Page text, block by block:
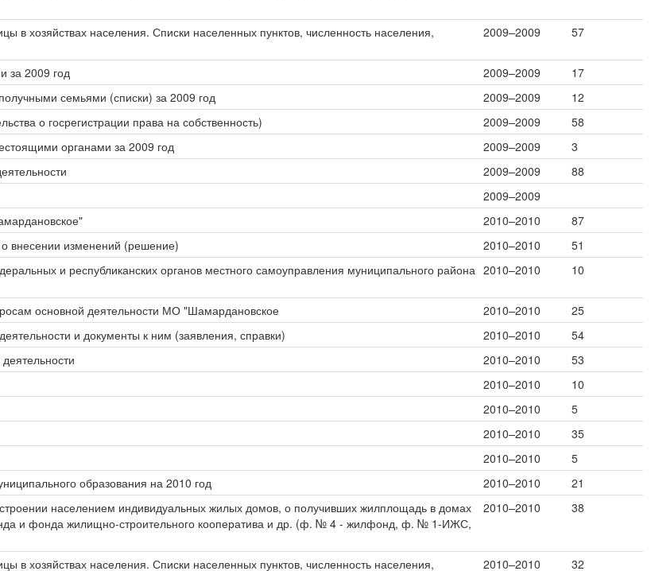
в хозяйствах населения. Списки населенных пунктов, численность населения,
2009–2009 57
за 2009 год 2009–2009
17
семьями (списки) за 2009 год 2009–2009
12
о госрегистрации права на собственность) 2009–2009
58
органами за 2009 год 2009–2009
3
2009–2009
88
2009–2009
2010–2010
87
внесении изменений (решение) 2010–2010
51
и республиканских органов местного самоуправления муниципального района 2010–2010 10
основной деятельности МО "Шамардановское 2010–2010
25
и документы к ним (заявления, справки) 2010–2010
54
2010–2010
53
2010–2010
10
2010–2010
5
2010–2010
35
2010–2010
5
образования на 2010 год 2010–2010
21
населением индивидуальных жилых домов, о получивших жилплощадь в домах
и фонда жилищно-строительного кооператива и др. (ф. № 4 - жилфонд, ф. № 1-ИЖС,
2010–2010 38
в хозяйствах населения. Списки населенных пунктов, численность населения, 2010–2010 32